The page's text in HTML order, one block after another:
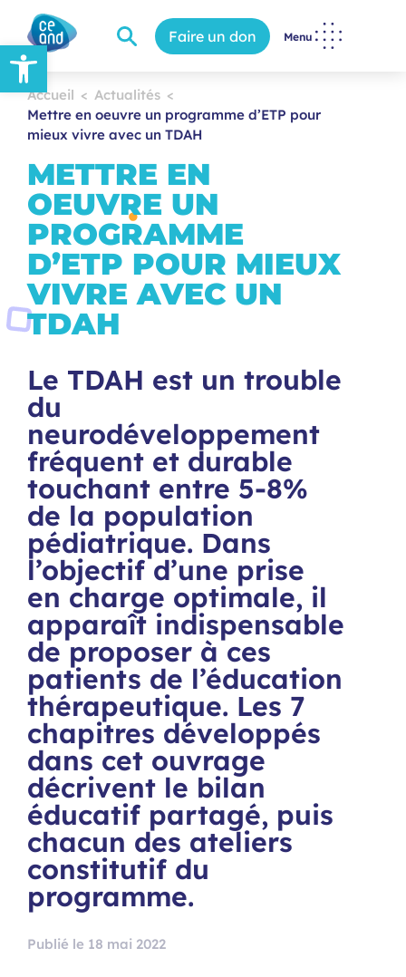
Ouvrir la barre d’outils Faire un don Menu
Accueil
Actualités
Mettre en oeuvre un programme d’ETP pour
mieux vivre avec un TDAH
METTRE EN
OEUVRE UN
PROGRAMME
D’ETP POUR MIEUX
VIVRE AVEC UN
TDAH
Le TDAH est un trouble
du
neurodéveloppement
fréquent et durable
touchant entre 5-8%
de la population
pédiatrique. Dans
l’objectif d’une prise
en charge optimale, il
apparaît indispensable
de proposer à ces
patients de l’éducation
thérapeutique. Les 7
chapitres développés
dans cet ouvrage
décrivent le bilan
éducatif partagé, puis
chacun des ateliers
constitutif du
programme.
Publié le 18 mai 2022